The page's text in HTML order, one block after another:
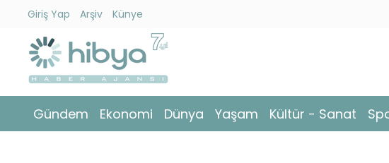
Giriş Yap Arşiv Künye
Gündem Ekonomi Dünya Yaşam Kültür - Sanat
Gündem
Ekonomi